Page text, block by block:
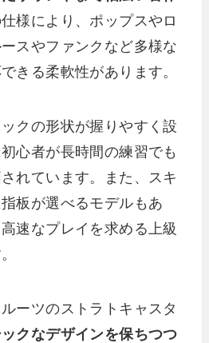
様により、ポップスやロ
スやファンクなど多様な
きる柔軟性があります。
クの形状が握りやすく設
心者が長時間の練習でも
れています。また、スキ
板が選べるモデルもあ
速なプレイを求める上級
ーツのストラトキャスタ
クなデザインを保ちつつ